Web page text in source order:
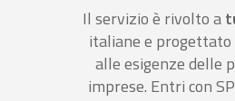
Il servizio è rivolto a
italiane e
alle esigenze delle
imprese. Entri con